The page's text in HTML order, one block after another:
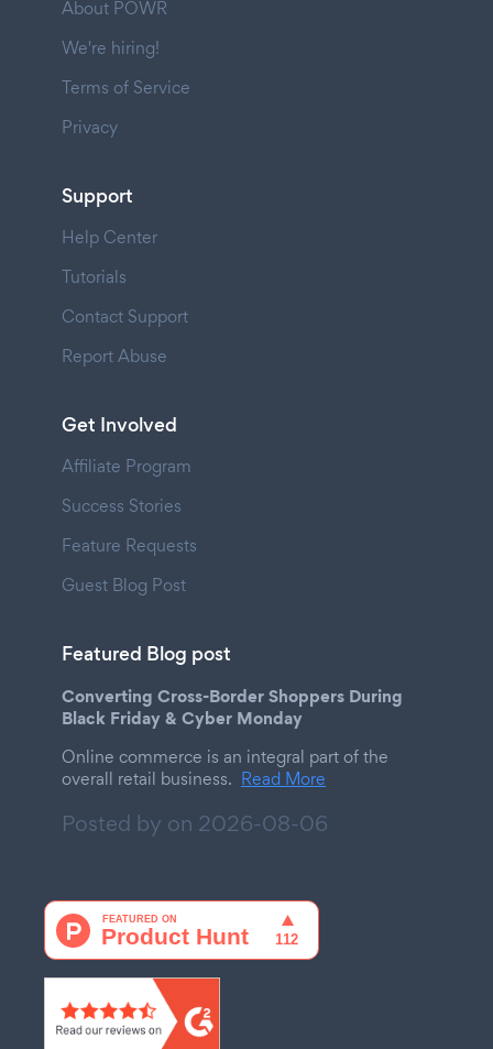
About POWR
We're hiring!
Terms of Service
Privacy
Support
Help Center
Tutorials
Contact Support
Report Abuse
Get Involved
Affiliate Program
Success Stories
Feature Requests
Guest Blog Post
Featured Blog post
Converting Cross-Border Shoppers During
Black Friday & Cyber Monday
Online commerce is an integral part of the
overall retail business. Read More
Posted by on 2026-08-06